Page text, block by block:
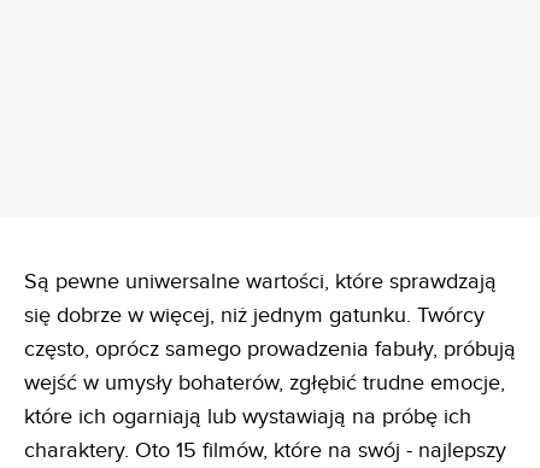
Są pewne uniwersalne wartości, które sprawdzają
się dobrze w więcej, niż jednym gatunku. Twórcy
często, oprócz samego prowadzenia fabuły, próbują
wejść w umysły bohaterów, zgłębić trudne emocje,
które ich ogarniają lub wystawiają na próbę ich
charaktery. Oto 15 filmów, które na swój - najlepszy